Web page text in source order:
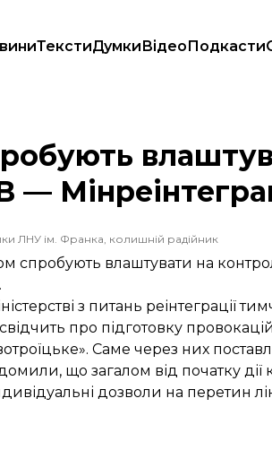
ТекстиДумкиВідеоПодкасти
щонайменше на двох КПВВ —
ЛНУ ім. Франка, колишній радійник
влаштувати на
з питань реінтеграції
про підготовку
Саме через них
що загалом від початку
дозволи на перетин